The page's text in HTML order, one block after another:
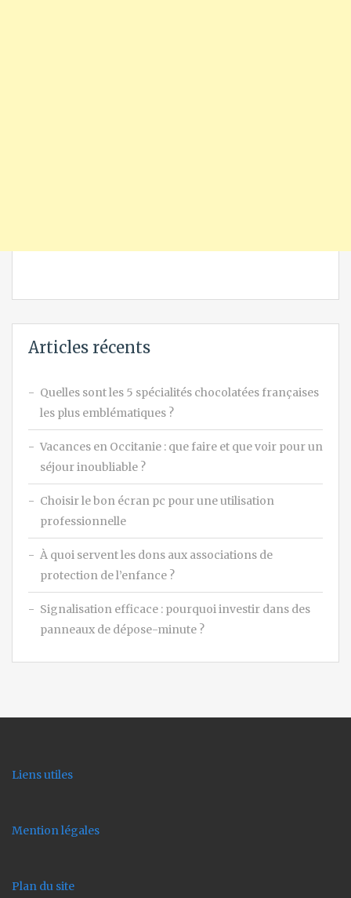
Articles récents
Quelles sont les 5 spécialités chocolatées françaises
les plus emblématiques ?
Vacances en Occitanie : que faire et que voir pour un
séjour inoubliable ?
Choisir le bon écran pc pour une utilisation
professionnelle
À quoi servent les dons aux associations de
protection de l’enfance ?
Signalisation efficace : pourquoi investir dans des
panneaux de dépose-minute ?
Liens utiles
Mention légales
Plan du site